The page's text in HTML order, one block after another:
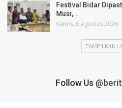
Festival Bidar
Musi,…
Kamis, 6 Agustus 2026
TAMPILKAN
Follow Us